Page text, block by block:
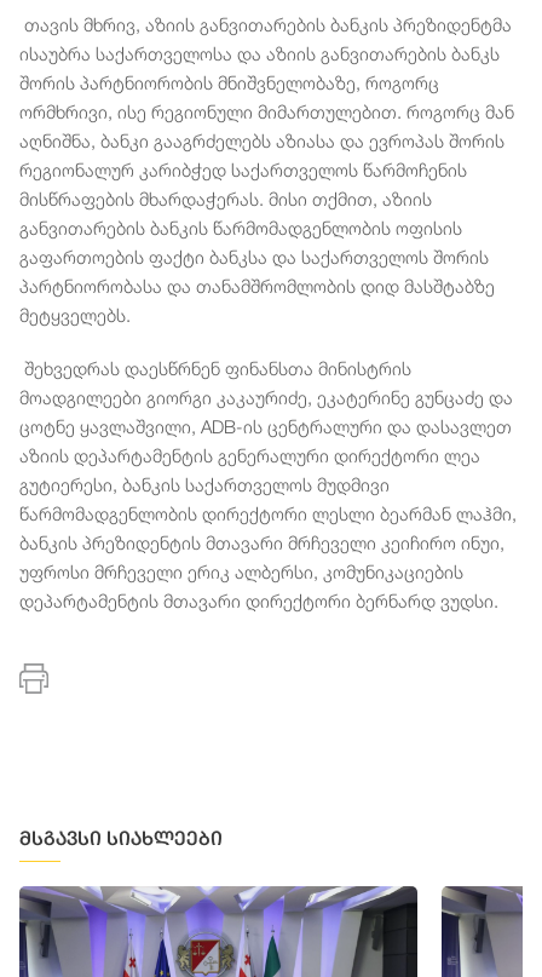
თავის მხრივ, აზიის განვითარების ბანკის პრეზიდენტმა
ისაუბრა საქართველოსა და აზიის განვითარების ბანკს
შორის პარტნიორობის მნიშვნელობაზე, როგორც
ორმხრივი, ისე რეგიონული მიმართულებით. როგორც მან
აღნიშნა, ბანკი გააგრძელებს აზიასა და ევროპას შორის
რეგიონალურ კარიბჭედ საქართველოს წარმოჩენის
მისწრაფების მხარდაჭერას. მისი თქმით, აზიის
განვითარების ბანკის წარმომადგენლობის ოფისის
გაფართოების ფაქტი ბანკსა და საქართველოს შორის
პარტნიორობასა და თანამშრომლობის დიდ მასშტაბზე
მეტყველებს.
შეხვედრას დაესწრნენ ფინანსთა მინისტრის
მოადგილეები გიორგი კაკაურიძე, ეკატერინე გუნცაძე და
ცოტნე ყავლაშვილი, ADB-ის ცენტრალური და დასავლეთ
აზიის დეპარტამენტის გენერალური დირექტორი ლეა
გუტიერესი, ბანკის საქართველოს მუდმივი
წარმომადგენლობის დირექტორი ლესლი ბეარმან ლაჰმი,
ბანკის პრეზიდენტის მთავარი მრჩეველი კეიჩირო ინუი,
უფროსი მრჩეველი ერიკ ალბერსი, კომუნიკაციების
დეპარტამენტის მთავარი დირექტორი ბერნარდ ვუდსი.
მსგავსი სიახლეები